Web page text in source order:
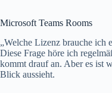
Microsoft Teams Rooms
„Welche Lizenz brauche ich
Diese Frage höre ich
kommt drauf an. Aber es ist
Blick aussieht.